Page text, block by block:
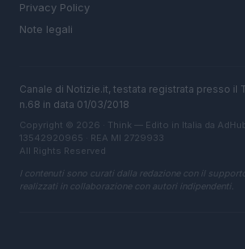
Privacy Policy
Note legali
Canale di Notizie.it, testata registrata presso il
n.68 in data 01/03/2018
Copyright © 2026 · Think — Edito in Italia da
13542920965 · REA MI 2729933
All Rights Reserved
I contenuti sono curati dalla redazione con il
realizzati in collaborazione con autori indipendenti.